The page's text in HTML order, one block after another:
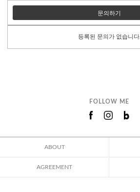
문의하기
등록된 문의가 없습니다.
FOLLOW ME
ABOUT
AGREEMENT